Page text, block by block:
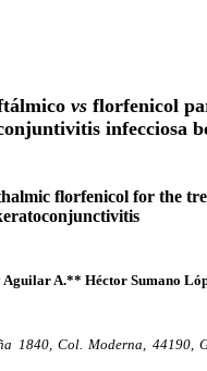
vs florfenicol
infecciosa
florfenicol for the
A.** Héctor Sumano
1840, Col. Moderna, 44190,